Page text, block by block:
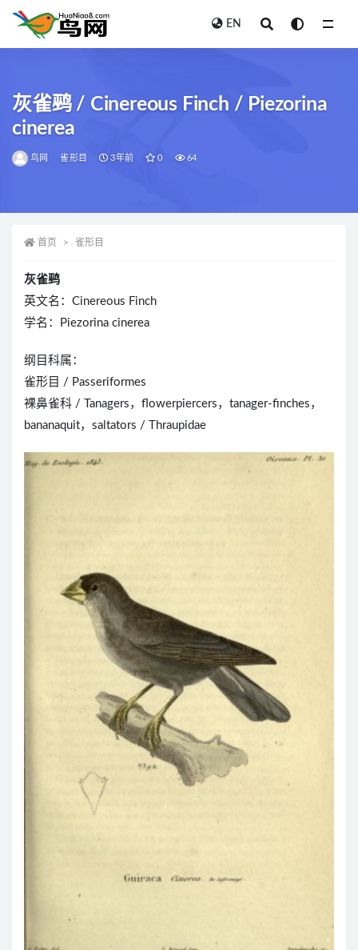
EN
灰雀鹀 / Cinereous Finch / Piezorina
cinerea
鸟网 雀形目 3年前 0 64
首页 雀形目
灰雀鹀
英文名：Cinereous Finch
学名：Piezorina cinerea
纲目科属：
雀形目 / Passeriformes
裸鼻雀科 / Tanagers，flowerpiercers，tanager-finches，
bananaquit，saltators / Thraupidae